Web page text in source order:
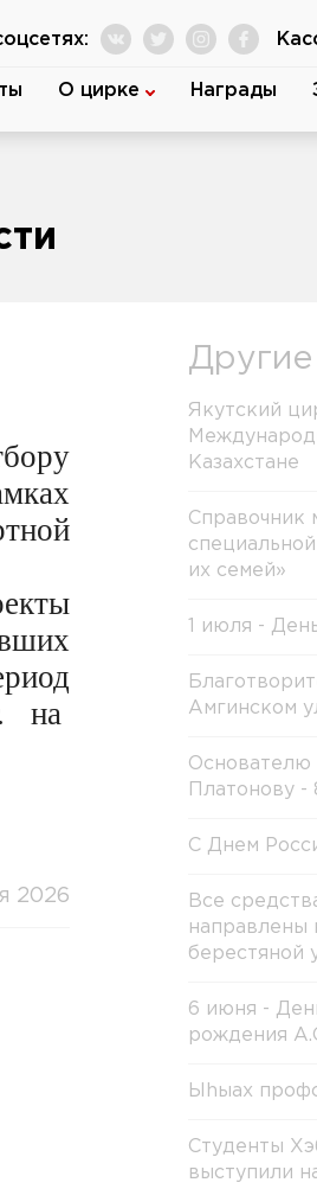
О цирке Награды
на
2026
Другие
Якутский
Казахстане
Справочник
их семей»
1 июля -
Амгинском
Основателю
Платонову -
С Днем
Все
направлены
берестяной
6 июня -
рождения
Ыhыах
Студенты
выступили